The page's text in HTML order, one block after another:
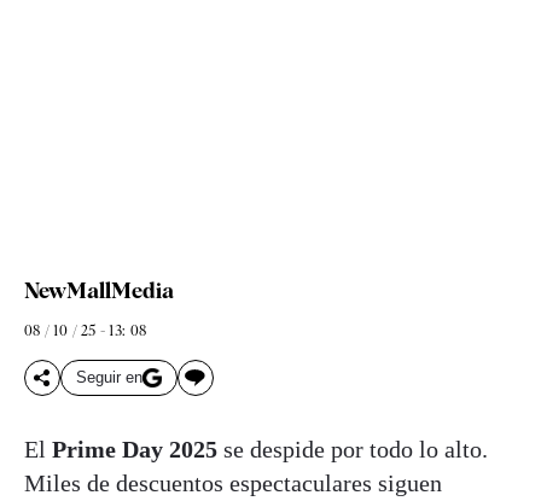
NewMallMedia
08 / 10 / 25 - 13: 08
Seguir en
El Prime Day 2025 se despide por todo lo alto.
Miles de descuentos espectaculares siguen